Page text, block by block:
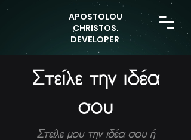
APOSTOLOU
CHRISTOS.
DEVELOPER
Στείλε την ιδέα
σου
Στείλε μου την ιδέα σου ή